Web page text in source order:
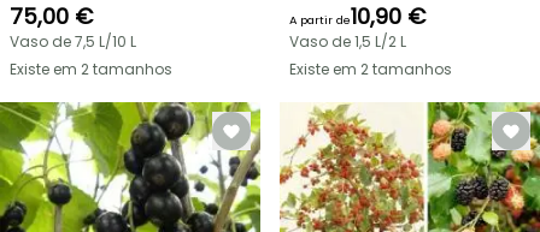
75,00 €
Vaso de 7,5 L/10 L
Existe em 2 tamanhos
A partir de10,90 €
Vaso de 1,5 L/2 L
Existe em 2 tamanhos